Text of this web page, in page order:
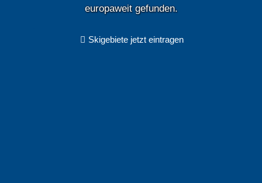
europaweit gefunden.
Skigebiete jetzt eintragen